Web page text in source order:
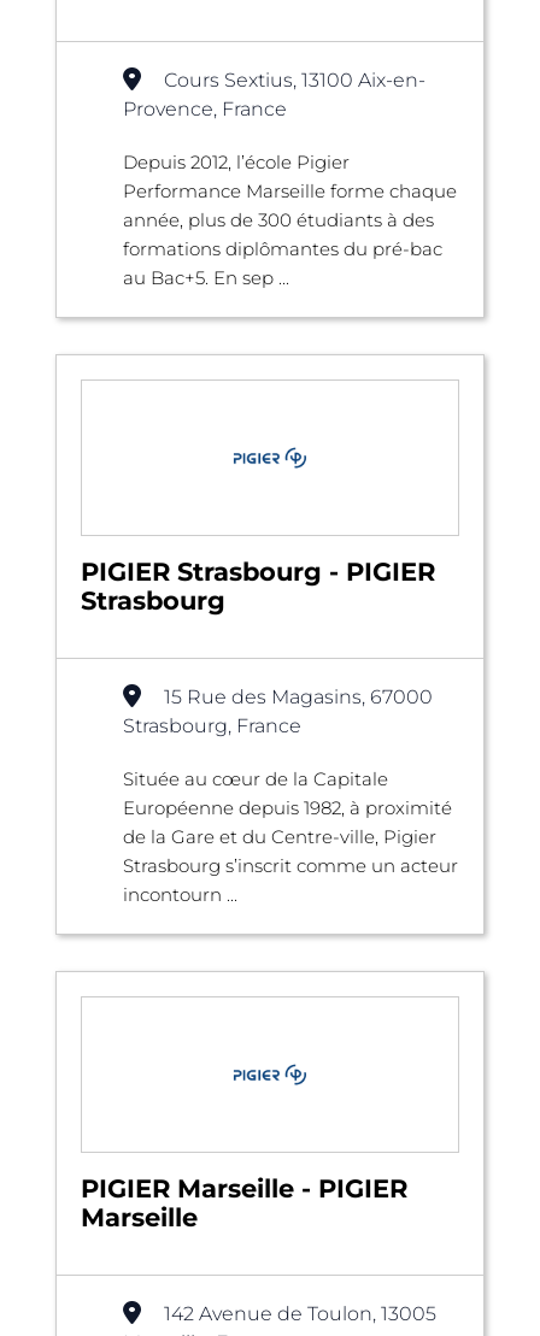
Cours Sextius, 13100 Aix-en-
Provence, France
Depuis 2012, l’école Pigier
Performance Marseille forme chaque
année, plus de 300 étudiants à des
formations diplômantes du pré-bac
au Bac+5. En sep ...
PIGIER Strasbourg - PIGIER
Strasbourg
15 Rue des Magasins, 67000
Strasbourg, France
Située au cœur de la Capitale
Européenne depuis 1982, à proximité
de la Gare et du Centre-ville, Pigier
Strasbourg s’inscrit comme un acteur
incontourn ...
PIGIER Marseille - PIGIER
Marseille
142 Avenue de Toulon, 13005